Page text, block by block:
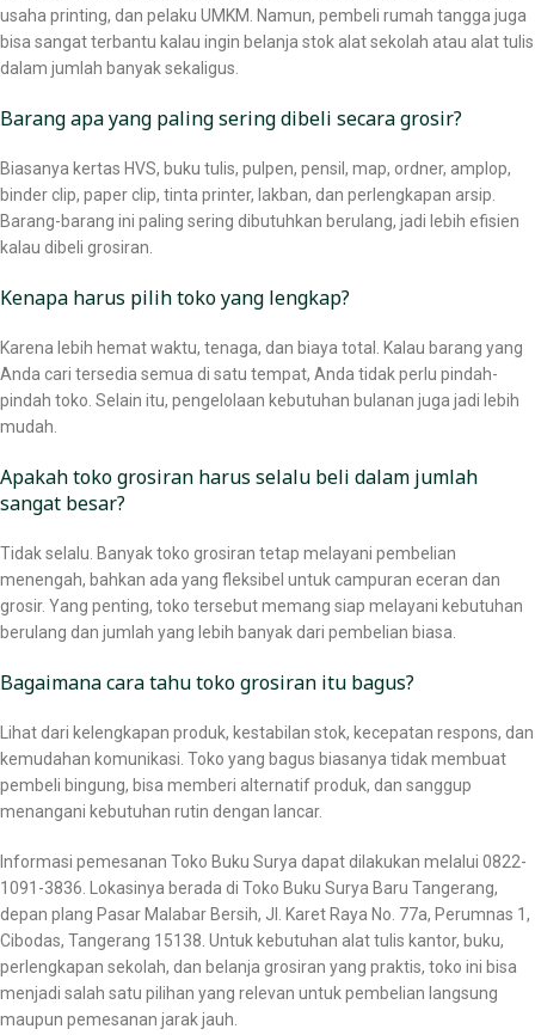
usaha printing, dan pelaku UMKM. Namun, pembeli rumah tangga juga
bisa sangat terbantu kalau ingin belanja stok alat sekolah atau alat tulis
dalam jumlah banyak sekaligus.
Barang apa yang paling sering dibeli secara grosir?
Biasanya kertas HVS, buku tulis, pulpen, pensil, map, ordner, amplop,
binder clip, paper clip, tinta printer, lakban, dan perlengkapan arsip.
Barang-barang ini paling sering dibutuhkan berulang, jadi lebih efisien
kalau dibeli grosiran.
Kenapa harus pilih toko yang lengkap?
Karena lebih hemat waktu, tenaga, dan biaya total. Kalau barang yang
Anda cari tersedia semua di satu tempat, Anda tidak perlu pindah-
pindah toko. Selain itu, pengelolaan kebutuhan bulanan juga jadi lebih
mudah.
Apakah toko grosiran harus selalu beli dalam jumlah
sangat besar?
Tidak selalu. Banyak toko grosiran tetap melayani pembelian
menengah, bahkan ada yang fleksibel untuk campuran eceran dan
grosir. Yang penting, toko tersebut memang siap melayani kebutuhan
berulang dan jumlah yang lebih banyak dari pembelian biasa.
Bagaimana cara tahu toko grosiran itu bagus?
Lihat dari kelengkapan produk, kestabilan stok, kecepatan respons, dan
kemudahan komunikasi. Toko yang bagus biasanya tidak membuat
pembeli bingung, bisa memberi alternatif produk, dan sanggup
menangani kebutuhan rutin dengan lancar.
Informasi pemesanan Toko Buku Surya dapat dilakukan melalui 0822-
1091-3836. Lokasinya berada di Toko Buku Surya Baru Tangerang,
depan plang Pasar Malabar Bersih, Jl. Karet Raya No. 77a, Perumnas 1,
Cibodas, Tangerang 15138. Untuk kebutuhan alat tulis kantor, buku,
perlengkapan sekolah, dan belanja grosiran yang praktis, toko ini bisa
menjadi salah satu pilihan yang relevan untuk pembelian langsung
maupun pemesanan jarak jauh.